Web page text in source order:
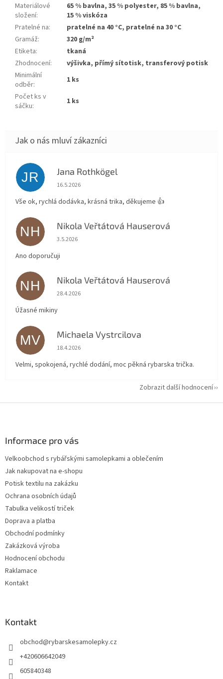
Materiálové
složení:
65 % bavlna, 35 % polyester, 85 % bavlna,
15 % viskóza
Pratelné na:
pratelné na 40 °C, pratelné na 30 °C
Gramáž:
320 g/m²
Etiketa:
tkaná
Zhodnocení:
výšivka, přímý sítotisk, transferový potisk
Minimální
odběr:
1 ks
Počet ks v
sáčku: 1 ks
JR Jana Rothkögel
Hodnocení obchodu je 5 z 5 hvězdiček.
16.5.2026
Vše ok, rychlá dodávka, krásná trika, děkujeme 👍
NH Nikola Veřtátová Hauserová
Hodnocení obchodu je 5 z 5 hvězdiček.
3.5.2026
Ano doporučuji
NH Nikola Veřtátová Hauserová
Hodnocení obchodu je 5 z 5 hvězdiček.
28.4.2026
Úžasné mikiny
MV Michaela Vystrcilova
Hodnocení obchodu je 5 z 5 hvězdiček.
18.4.2026
Velmi, spokojená, rychlé dodání, moc pěkná rybarska trička.
Zobrazit další hodnocení
Informace pro vás
Velkoobchod s rybářskými samolepkami a oblečením
Jak nakupovat na e-shopu
Potisk textilu na zakázku
Ochrana osobních údajů
Tabulka velikostí triček
Doprava a platba
Obchodní podmínky
Zakázková výroba
Hodnocení obchodu
Raklamace
Kontakt
Kontakt
obchod@rybarskesamolepky.cz
+420606642049
605840348